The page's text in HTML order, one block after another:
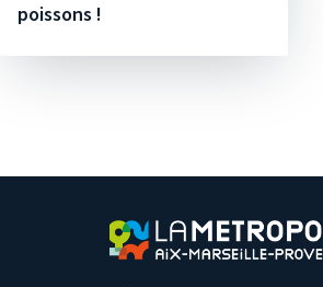
poissons !